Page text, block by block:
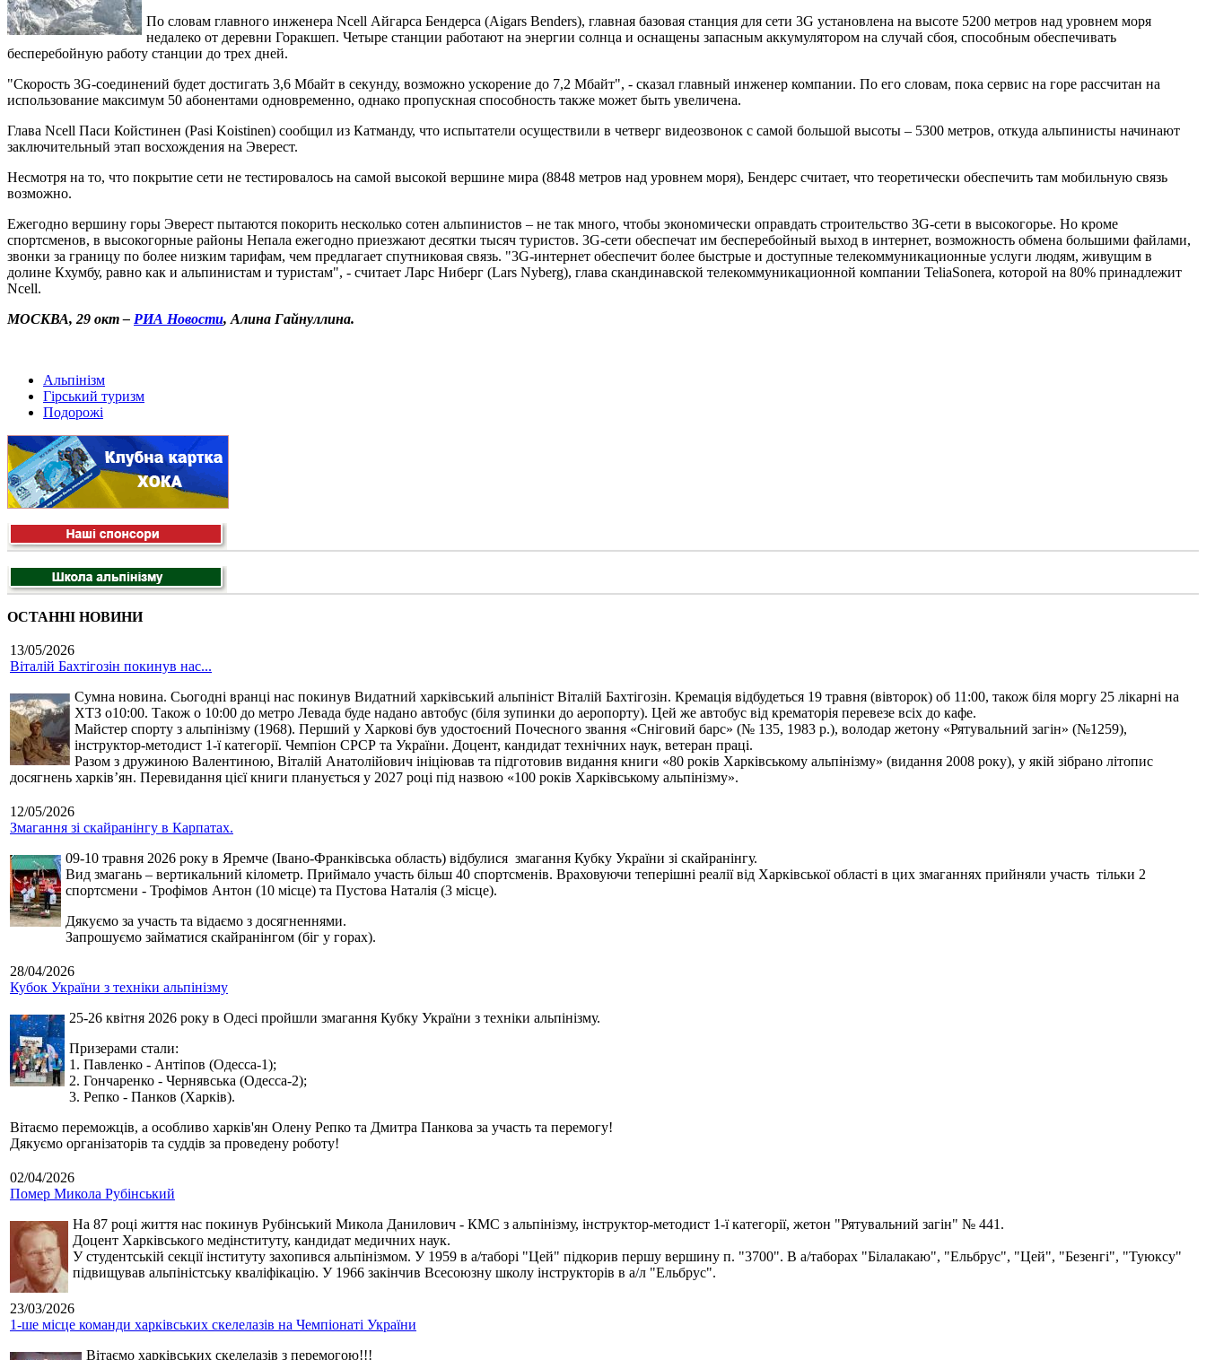
По словам главного инженера Ncell Айгарса Бендерса (Aigars Benders), главная базовая станция для сети 3G установлена на высоте 5200 метров над уровнем моря
недалеко от деревни Горакшеп. Четыре станции работают на энергии солнца и оснащены запасным аккумулятором на случай сбоя, способным обеспечивать
бесперебойную работу станции до трех дней.
"Скорость 3G-соединений будет достигать 3,6 Мбайт в секунду, возможно ускорение до 7,2 Мбайт", - сказал главный инженер компании. По его словам, пока сервис на горе рассчитан на
использование максимум 50 абонентами одновременно, однако пропускная способность также может быть увеличена.
Глава Ncell Паси Койстинен (Pasi Koistinen) сообщил из Катманду, что испытатели осуществили в четверг видеозвонок с самой большой высоты – 5300 метров, откуда альпинисты начинают
заключительный этап восхождения на Эверест.
Несмотря на то, что покрытие сети не тестировалось на самой высокой вершине мира (8848 метров над уровнем моря), Бендерс считает, что теоретически обеспечить там мобильную связь
возможно.
Ежегодно вершину горы Эверест пытаются покорить несколько сотен альпинистов – не так много, чтобы экономически оправдать строительство 3G-сети в высокогорье. Но кроме
спортсменов, в высокогорные районы Непала ежегодно приезжают десятки тысяч туристов. 3G-сети обеспечат им бесперебойный выход в интернет, возможность обмена большими файлами,
звонки за границу по более низким тарифам, чем предлагает спутниковая связь. "3G-интернет обеспечит более быстрые и доступные телекоммуникационные услуги людям, живущим в
долине Кхумбу, равно как и альпинистам и туристам", - считает Ларс Ниберг (Lars Nyberg), глава скандинавской телекоммуникационной компании TeliaSonera, которой на 80% принадлежит
Ncell.
МОСКВА, 29 окт – РИА Новости, Алина Гайнуллина.
Альпінізм
Гірський туризм
Подорожі
ОСТАННІ НОВИНИ
13/05/2026
Віталій Бахтігозін покинув нас...
Сумна новина. Сьогодні вранці нас покинув Видатний харківський альпініст Віталій Бахтігозін. Кремація відбудеться 19 травня (вівторок) об 11:00, також біля моргу 25 лікарні на
ХТЗ о10:00. Також о 10:00 до метро Левада буде надано автобус (біля зупинки до аеропорту). Цей же автобус від крематорія перевезе всіх до кафе.
Майстер спорту з альпінізму (1968). Перший у Харкові був удостоєний Почесного звання «Сніговий барс» (№ 135, 1983 р.), володар жетону «Рятувальний загін» (№1259),
інструктор-методист 1-ї категорії. Чемпіон СРСР та України. Доцент, кандидат технічних наук, ветеран праці.
Разом з дружиною Валентиною, Віталій Анатолійович ініціював та підготовив видання книги «80 років Харківському альпінізму» (видання 2008 року), у якій зібрано літопис
досягнень харків’ян. Перевидання цієї книги планується у 2027 році під назвою «100 років Харківському альпінізму».
12/05/2026
Змагання зі скайранінгу в Карпатах.
09-10 травня 2026 року в Яремче (Івано-Франківська область) відбулися змагання Кубку України зі скайранінгу.
Вид змагань – вертикальний кілометр. Приймало участь більш 40 спортсменів. Враховуючи теперішні реалії від Харківської області в цих змаганнях прийняли участь тільки 2
спортсмени - Трофімов Антон (10 місце) та Пустова Наталія (3 місце).
Дякуємо за участь та відаємо з досягненнями.
Запрошуємо займатися скайранінгом (біг у горах).
28/04/2026
Кубок України з техніки альпінізму
25-26 квітня 2026 року в Одесі пройшли змагання Кубку України з техніки альпінізму.
Призерами стали:
1. Павленко - Антіпов (Одесса-1);
2. Гончаренко - Чернявська (Одесса-2);
3. Репко - Панков (Харків).
Вітаємо переможців, а особливо харків'ян Олену Репко та Дмитра Панкова за участь та перемогу!
Дякуємо організаторів та суддів за проведену роботу!
02/04/2026
Помер Микола Рубінський
На 87 році життя нас покинув Рубінський Микола Данилович - КМС з альпінізму, інструктор-методист 1-ї категорії, жетон "Рятувальний загін" № 441.
Доцент Харківського медінституту, кандидат медичних наук.
У студентській секції інституту захопився альпінізмом. У 1959 в а/таборі "Цей" підкорив першу вершину п. "3700". В а/таборах "Білалакаю", "Ельбрус", "Цей", "Безенгі", "Туюксу"
підвищував альпіністську кваліфікацію. У 1966 закінчив Всесоюзну школу інструкторів в а/л "Ельбрус".
23/03/2026
1-ше місце команди харківських скелелазів на Чемпіонаті України
Вітаємо харківських скелелазів з перемогою!!!